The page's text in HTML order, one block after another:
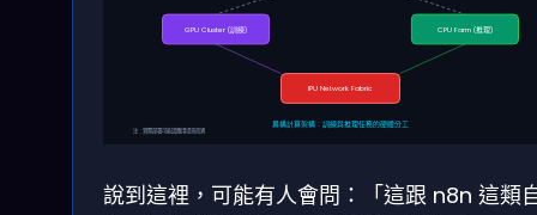
GPU Cluster (訓練) CPU Farm (推理)
IPU Network Fabric
異構計算架構：訓練與推理任務的硬體分工
注：實際部署可能因應用場景而異
說到這裡，可能有人會問：「這跟 n8n 這類